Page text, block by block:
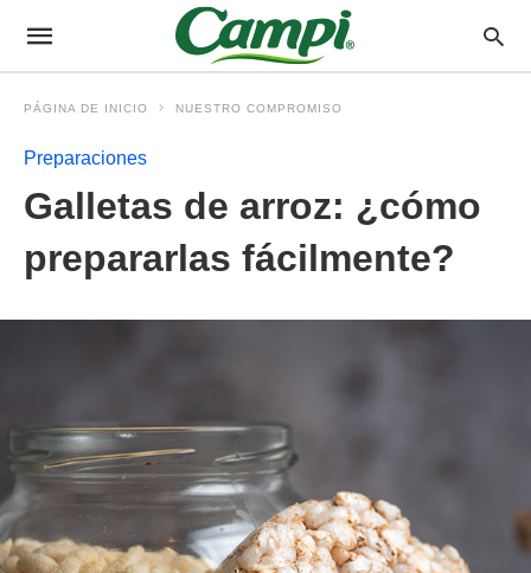
PÁGINA DE INICIO NUESTRO COMPROMISO
Preparaciones
Galletas de arroz: ¿cómo
prepararlas fácilmente?